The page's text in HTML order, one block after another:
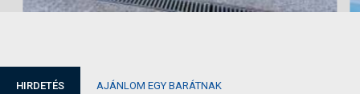
HIRDETÉS AJÁNLOM EGY BARÁTNAK